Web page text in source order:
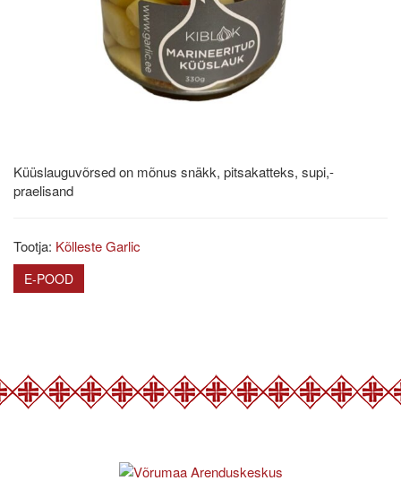
Küüslauguvõrsed on mõnus snäkk, pitsakatteks, supi,-
praelisand
Tootja: Kõlleste Garlic
E-POOD